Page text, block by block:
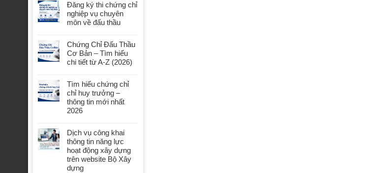
Đăng ký thi chứng chỉ
nghiệp vụ chuyên
môn về đấu thầu
Chứng Chỉ Đấu Thầu
Cơ Bản – Tìm hiểu
chi tiết từ A-Z (2026)
Tìm hiểu chứng chỉ
chỉ huy trưởng –
thông tin mới nhất
2026
Dịch vụ công khai
thông tin năng lực
hoạt động xây dựng
trên website Bộ Xây
dựng